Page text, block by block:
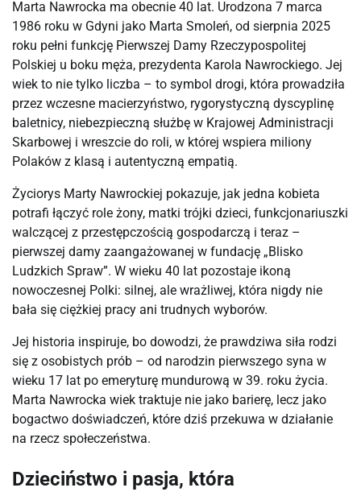
Marta Nawrocka ma obecnie 40 lat. Urodzona 7 marca
1986 roku w Gdyni jako Marta Smoleń, od sierpnia 2025
roku pełni funkcję Pierwszej Damy Rzeczypospolitej
Polskiej u boku męża, prezydenta Karola Nawrockiego. Jej
wiek to nie tylko liczba – to symbol drogi, która prowadziła
przez wczesne macierzyństwo, rygorystyczną dyscyplinę
baletnicy, niebezpieczną służbę w Krajowej Administracji
Skarbowej i wreszcie do roli, w której wspiera miliony
Polaków z klasą i autentyczną empatią.
Życiorys Marty Nawrockiej pokazuje, jak jedna kobieta
potrafi łączyć role żony, matki trójki dzieci, funkcjonariuszki
walczącej z przestępczością gospodarczą i teraz –
pierwszej damy zaangażowanej w fundację „Blisko
Ludzkich Spraw”. W wieku 40 lat pozostaje ikoną
nowoczesnej Polki: silnej, ale wrażliwej, która nigdy nie
bała się ciężkiej pracy ani trudnych wyborów.
Jej historia inspiruje, bo dowodzi, że prawdziwa siła rodzi
się z osobistych prób – od narodzin pierwszego syna w
wieku 17 lat po emeryturę mundurową w 39. roku życia.
Marta Nawrocka wiek traktuje nie jako barierę, lecz jako
bogactwo doświadczeń, które dziś przekuwa w działanie
na rzecz społeczeństwa.
Dzieciństwo i pasja, która